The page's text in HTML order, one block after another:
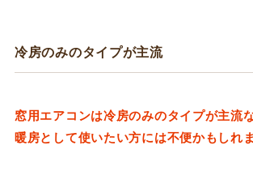
冷房のみのタイプが主流
窓用エアコンは冷房のみのタイプが主流
暖房として使いたい方には不便かもしれ